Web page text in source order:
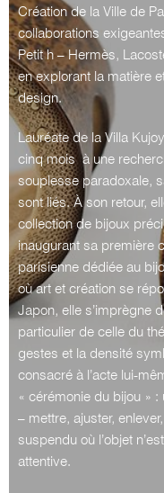
Création de la Ville de
collaborations
Petit h – Hermès,
en explorant la matière
design.
Lauréate de la Villa
cinq mois à une
souplesse paradoxale,
sont liés. À son retour,
collection de bijoux
inaugurant sa première
parisienne dédiée au
où art et création se
Japon, elle s’imprègne
particulier de celle du
gestes et la densité
consacré à l’acte lui-
« cérémonie du bijou »
– mettre, ajuster,
suspendu où l’objet
attentive.